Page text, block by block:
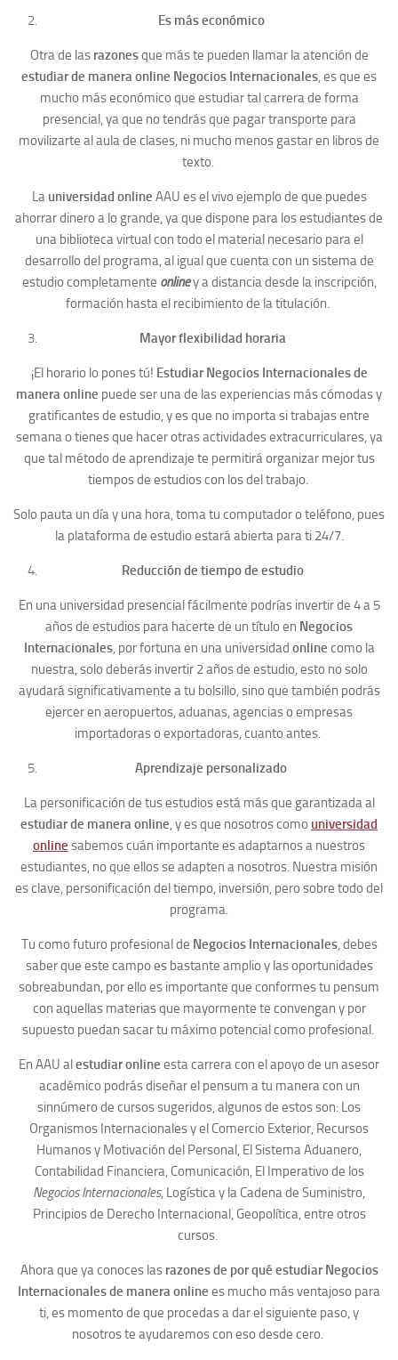
Es más económico
Otra de las razonesque más te pueden llamar la atención de
estudiar de manera online Negocios Internacionales, es que es
mucho más económico que estudiar tal carrera de forma
presencial, ya que no tendrás que pagar transporte para
movilizarte al aula de clases, ni mucho menos gastar en libros de
texto.
La universidad online AAU es el vivo ejemplo de que puedes
ahorrar dinero a lo grande, ya que dispone para los estudiantes de
una biblioteca virtual con todo el material necesario para el
desarrollo del programa, al igual que cuenta con un sistema de
estudio completamente onliney a distancia desde la inscripción,
formación hasta el recibimiento de la titulación.
Mayor flexibilidad horaria
¡El horario lo pones tú! Estudiar Negocios Internacionales de
manera online puede ser una de las experiencias más cómodas y
gratificantes de estudio, y es que no importa si trabajas entre
semana o tienes que hacer otras actividades extracurriculares, ya
que tal método de aprendizaje te permitirá organizar mejor tus
tiempos de estudios con los del trabajo.
Solo pauta un día y una hora, toma tu computador o teléfono, pues
la plataforma de estudio estará abierta para ti 24/7.
Reducción de tiempo de estudio
En una universidad presencial fácilmente podrías invertir de 4 a 5
años de estudios para hacerte de un título en Negocios
Internacionales, por fortuna en una universidad online como la
nuestra, solo deberás invertir 2 años de estudio, esto no solo
ayudará significativamente a tu bolsillo, sino que también podrás
ejercer en aeropuertos, aduanas, agencias o empresas
importadoras o exportadoras, cuanto antes.
Aprendizaje personalizado
La personificación de tus estudios está más que garantizada al
estudiar de manera online, y es que nosotros como universidad
online sabemos cuán importante es adaptarnos a nuestros
estudiantes, no que ellos se adapten a nosotros. Nuestra misión
es clave, personificación del tiempo, inversión, pero sobre todo del
programa.
Tu como futuro profesional de Negocios Internacionales, debes
saber que este campo es bastante amplio y las oportunidades
sobreabundan, por ello es importante que conformes tu pensum
con aquellas materias que mayormente te convengan y por
supuesto puedan sacar tu máximo potencial como profesional.
En AAU alestudiar online esta carrera con el apoyo de un asesor
académico podrás diseñar el pensum a tu manera con un
sinnúmero de cursos sugeridos, algunos de estos son: Los
Organismos Internacionales y el Comercio Exterior, Recursos
Humanos y Motivación del Personal, El Sistema Aduanero,
Contabilidad Financiera, Comunicación, El Imperativo de los
Negocios Internacionales, Logística y la Cadena de Suministro,
Principios de Derecho Internacional, Geopolítica, entre otros
cursos.
Ahora que ya conoces las razones de por qué estudiar Negocios
Internacionales de manera online es mucho más ventajoso para
ti, es momento de que procedas a dar el siguiente paso, y
nosotros te ayudaremos con eso desde cero.